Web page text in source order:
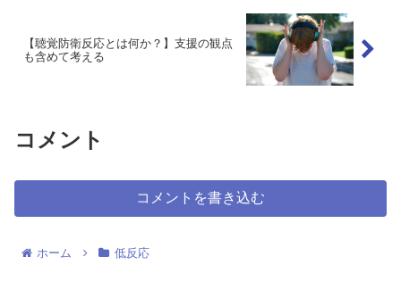
【聴覚防衛反応とは何か？】支援の観点
も含めて考える
コメント
コメントを書き込む
ホーム 低反応